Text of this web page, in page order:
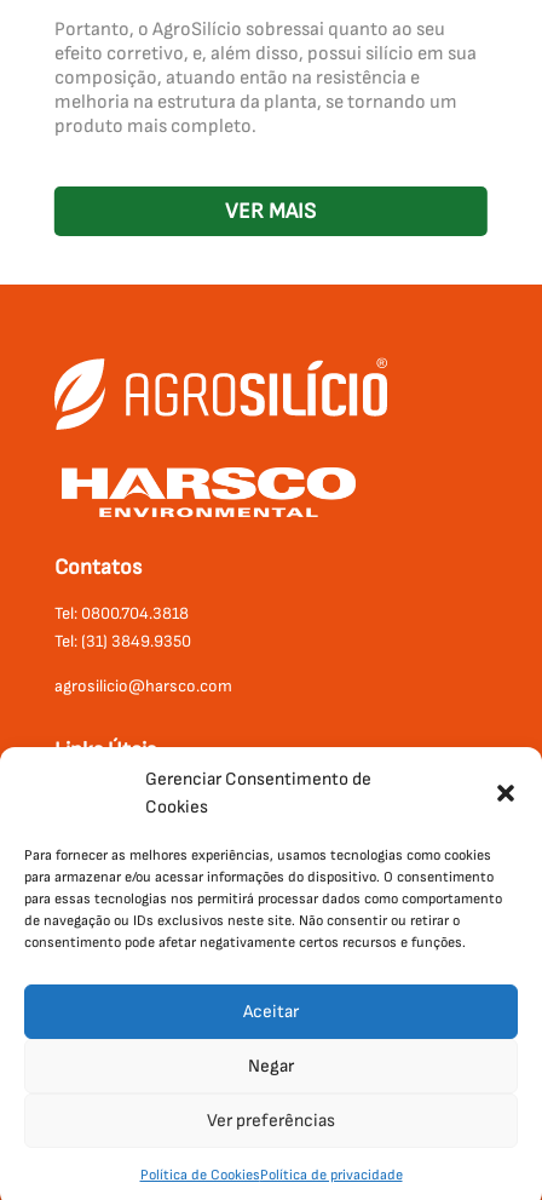
Gerenciar Consentimento de
Cookies
Para fornecer as melhores experiências, usamos tecnologias como cookies
para armazenar e/ou acessar informações do dispositivo. O consentimento
para essas tecnologias nos permitirá processar dados como comportamento
de navegação ou IDs exclusivos neste site. Não consentir ou retirar o
consentimento pode afetar negativamente certos recursos e funções.
Aceitar
Negar
Ver preferências
Política de CookiesPolítica de privacidade
Portanto, o AgroSilício sobressai quanto ao seu
efeito corretivo, e, além disso, possui silício em sua
composição, atuando então na resistência e
melhoria na estrutura da planta, se tornando um
produto mais completo.
VER MAIS
Contatos
Tel: 0800.704.3818
Tel: (31) 3849.9350
agrosilicio@harsco.com
Links Úteis
Onde Comprar
Institucional
Contato
Agência Wert.